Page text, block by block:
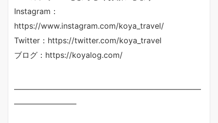
Instagram：
https://www.instagram.com/koya_travel/
Twitter：https://twitter.com/koya_travel
ブログ：https://koyalog.com/
————————————————————————
————————